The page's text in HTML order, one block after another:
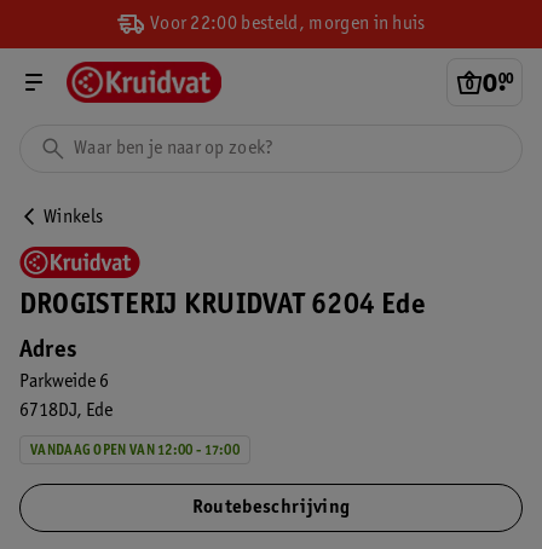
Voor 22:00 besteld, morgen in huis
0.
00
Winkels
DROGISTERIJ KRUIDVAT 6204 Ede
Adres
Parkweide 6
6718DJ
Ede
VANDAAG OPEN VAN 12:00 - 17:00
Routebeschrijving